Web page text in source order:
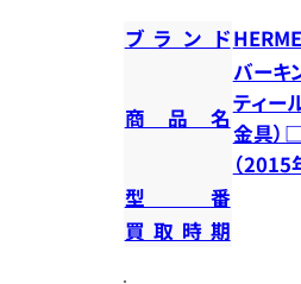
ブランド
商品名
バーキ
ティー
金具）
（2015
型番
買取時期